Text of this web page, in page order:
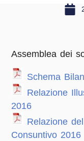
Assemblea dei
Schema
Relazione
2016
Relazione
Consuntivo 2016